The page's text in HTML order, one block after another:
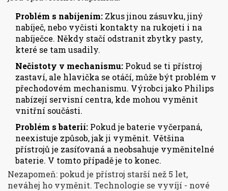
Problém s nabíjením: Zkus jinou zásuvku, jiný
nabíječ, nebo vyčisti kontakty na rukojeti i na
nabíječce. Někdy stačí odstranit zbytky pasty,
které se tam usadily.
Nečistoty v mechanismu: Pokud se ti přístroj
zastaví, ale hlavička se otáčí, může být problém v
přechodovém mechanismu. Výrobci jako Philips
nabízejí servisní centra, kde mohou vyměnit
vnitřní součásti.
Problém s baterií: Pokud je baterie vyčerpaná,
neexistuje způsob, jak ji vyměnit. Většina
přístrojů je zasíťovaná a neobsahuje vyměnitelné
baterie. V tomto případě je to konec.
Nezapomeň: pokud je přístroj starší než 5 let,
neváhej ho vyměnit. Technologie se vyvíjí - nové